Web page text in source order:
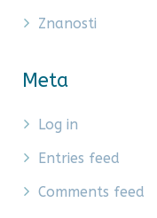
Znanosti
Meta
Log in
Entries feed
Comments feed